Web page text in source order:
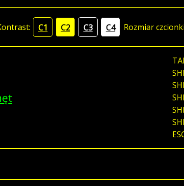
C1 C2 C3 C4 Rozmiar